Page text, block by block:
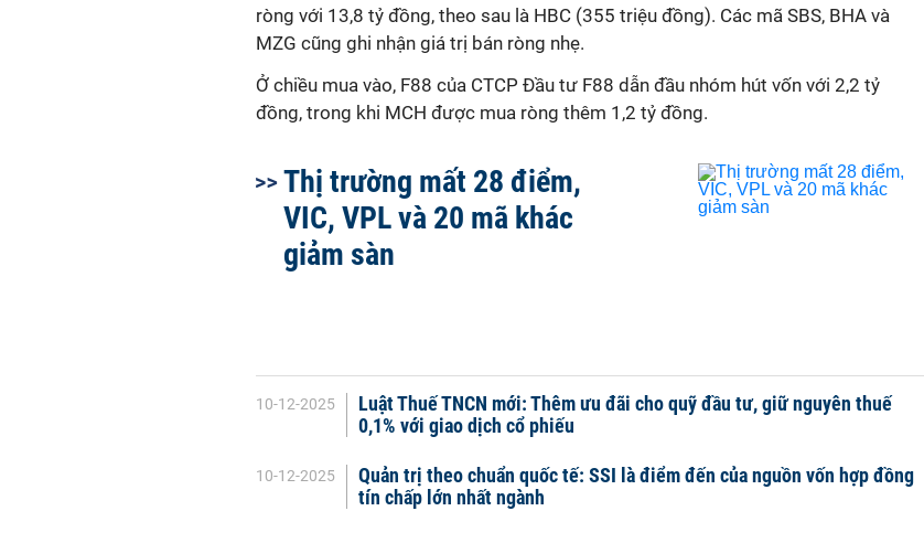
ròng với 13,8 tỷ đồng, theo sau là HBC (355 triệu đồng). Các mã SBS, BHA và
MZG cũng ghi nhận giá trị bán ròng nhẹ.
Ở chiều mua vào, F88 của CTCP Đầu tư F88 dẫn đầu nhóm hút vốn với 2,2 tỷ
đồng, trong khi MCH được mua ròng thêm 1,2 tỷ đồng.
Thị trường mất 28 điểm,
VIC, VPL và 20 mã khác
giảm sàn
10-12-2025
Luật Thuế TNCN mới: Thêm ưu đãi cho quỹ đầu tư, giữ nguyên thuế
0,1% với giao dịch cổ phiếu
10-12-2025
Quản trị theo chuẩn quốc tế: SSI là điểm đến của nguồn vốn hợp đồng
tín chấp lớn nhất ngành